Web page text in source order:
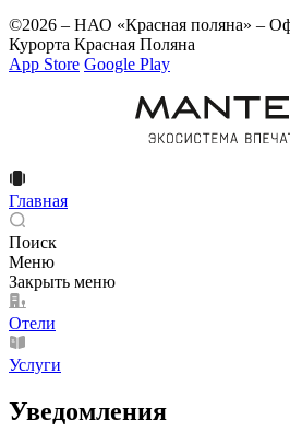
©2026 – НАО «Красная поляна» –
Курорта Красная Поляна
App Store Google Play
Главная
Поиск
Меню
Закрыть меню
Отели
Услуги
Уведомления